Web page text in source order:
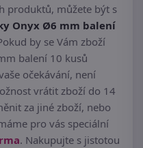
produktů, můžete být s
Onyx Ø6 mm balení
by se Vám zboží
balení 10 kusů
očekávání, není
vrátit zboží do 14
za jiné zboží, nebo
pro vás speciální
. Nakupujte s jistotou